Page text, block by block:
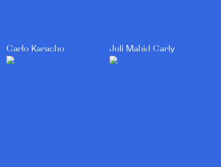
Carlo Karacho Juli Mahid Carly